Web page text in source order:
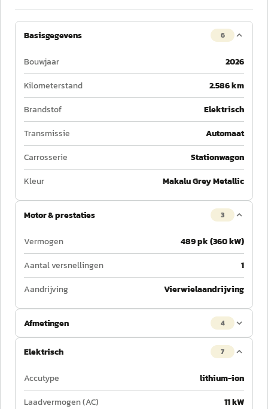
Basisgegevens 6
Bouwjaar
2026
Kilometerstand
2.586 km
Brandstof
Elektrisch
Transmissie
Automaat
Carrosserie
Stationwagon
Kleur
Makalu Grey Metallic
Motor & prestaties 3
Vermogen
489 pk (360 kW)
Aantal versnellingen
1
Aandrijving
Vierwielaandrijving
Afmetingen 4
Elektrisch 7
Accutype
lithium-ion
Laadvermogen (AC)
11 kW